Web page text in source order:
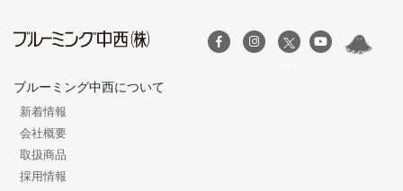
ブルーミング中西について
新着情報
会社概要
取扱商品
採用情報